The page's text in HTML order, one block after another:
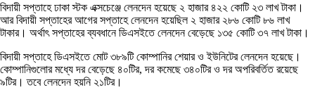
বিদায়ী সপ্তাহে ঢাকা স্টক এক্সচেঞ্জে লেনদেন হয়েছে ২ হাজার ৪২২ কোটি ২৩ লাখ টাকা।
আর বিদায়ী সপ্তাহের আগের সপ্তাহে লেনদেন হয়েছিল ২ হাজার ২৮৬ কোটি ৮৬ লাখ
টাকার। অর্থাৎ সপ্তাহের ব্যবধানে ডিএসইতে লেনদেন বেড়েছে ১৩৫ কোটি ৩৭ লাখ টাকা।
বিদায়ী সপ্তাহে ডিএসইতে মোট ৩৮৯টি কোম্পানির শেয়ার ও ইউনিটের লেনদেন হয়েছে।
কোম্পানিগুলোর মধ্যে দর বেড়েছে ৪০টির, দর কমেছে ৩৪০টির ও দর অপরিবর্তিত রয়েছে
৯টির। তবে লেনদেন হয়নি ২১টির।